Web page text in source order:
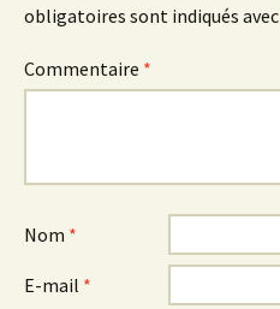
obligatoires sont indiqués avec
Commentaire *
Nom *
E-mail *